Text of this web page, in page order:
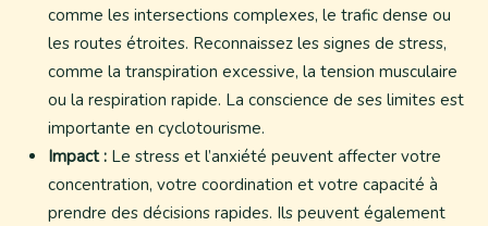
comme les intersections complexes, le trafic dense ou
les routes étroites. Reconnaissez les signes de stress,
comme la transpiration excessive, la tension musculaire
ou la respiration rapide. La conscience de ses limites est
importante en cyclotourisme.
Impact : Le stress et l’anxiété peuvent affecter votre
concentration, votre coordination et votre capacité à
prendre des décisions rapides. Ils peuvent également